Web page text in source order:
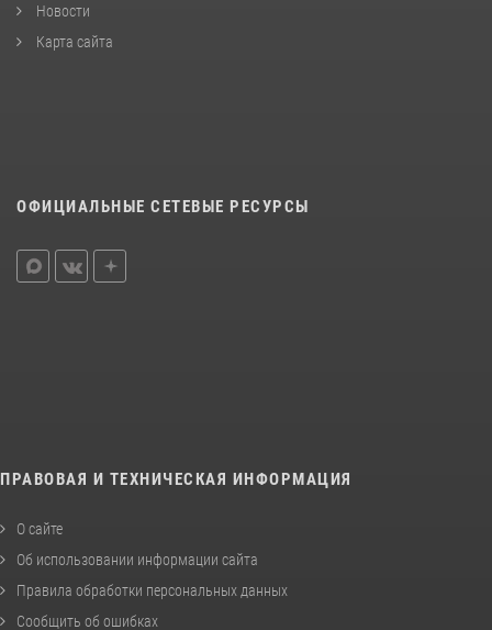
Новости
Карта сайта
ОФИЦИАЛЬНЫЕ СЕТЕВЫЕ РЕСУРСЫ
ПРАВОВАЯ И ТЕХНИЧЕСКАЯ ИНФОРМАЦИЯ
О сайте
Об использовании информации сайта
Правила обработки персональных данных
Сообщить об ошибках